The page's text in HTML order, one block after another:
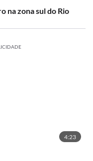
na zona sul do Rio
4:23